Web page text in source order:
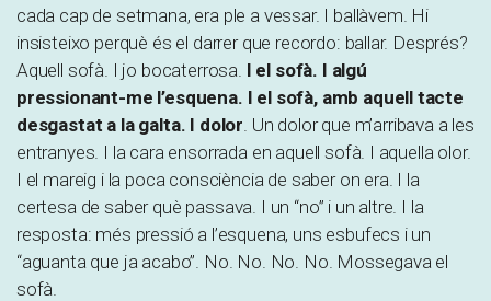
cada cap de setmana, era ple a vessar. I ballàvem. Hi
insisteixo perquè és el darrer que recordo: ballar. Després?
Aquell sofà. I jo bocaterrosa. I el sofà. I algú
pressionant-me l’esquena. I el sofà, amb aquell tacte
desgastat a la galta. I dolor . Un dolor que m’arribava a les
entranyes. I la cara ensorrada en aquell sofà. I aquella olor.
I el mareig i la poca consciència de saber on era. I la
certesa de saber què passava. I un “no” i un altre. I la
resposta: més pressió a l’esquena, uns esbufecs i un
“aguanta que ja acabo”. No. No. No. No. Mossegava el
sofà.